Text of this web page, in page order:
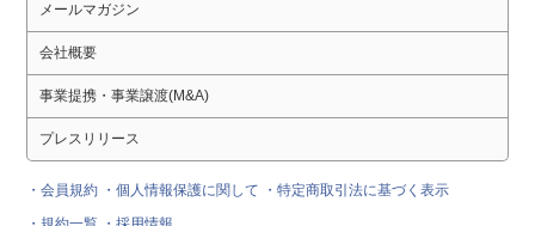
メールマガジン
会社概要
事業提携・事業譲渡(M&A)
プレスリリース
・会員規約 ・個人情報保護に関して
・特定商取引法に基づく表示